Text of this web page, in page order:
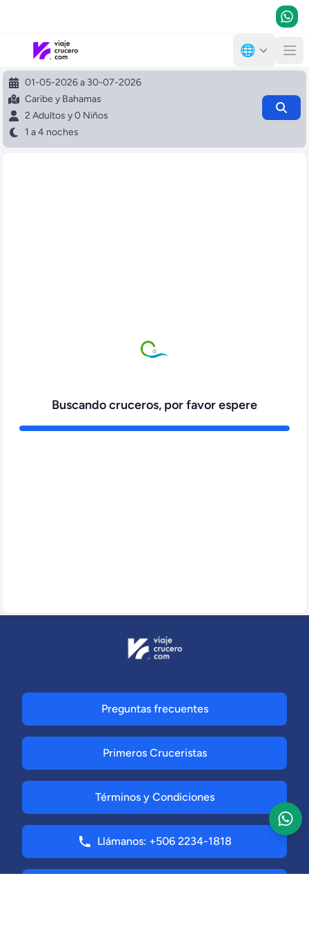
🌐
01-05-2026 a 30-07-2026
Caribe y Bahamas
2 Adultos y 0 Niños
1 a 4 noches
Buscando cruceros, por favor espere
Preguntas frecuentes
Primeros Cruceristas
Términos y Condiciones
Llámanos: +506 2234-1818